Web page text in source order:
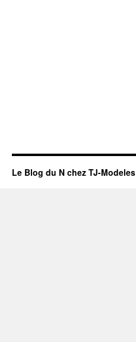
Le Blog du N chez TJ-Modeles